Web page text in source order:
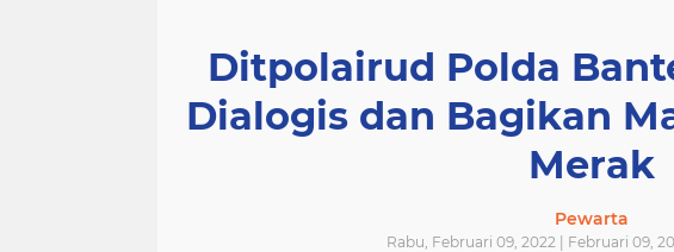
Ditpolairud Polda
Dialogis dan Bagikan
Merak
Pewarta
Rabu, Februari 09, 2022 | Februari 09,